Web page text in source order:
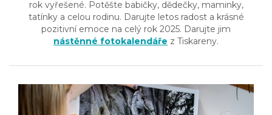
rok vyřešené. Potěšte babičky, dědečky, maminky,
tatínky a celou rodinu. Darujte letos radost a krásné
pozitivní emoce na celý rok 2025. Darujte jim
nástěnné fotokalendáře z Tiskareny.